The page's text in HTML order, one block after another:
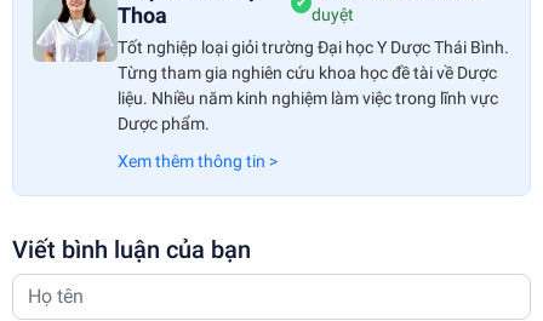
Thoa
duyệt
Tốt nghiệp loại giỏi trường Đại học Y Dược Thái Bình.
Từng tham gia nghiên cứu khoa học đề tài về Dược
liệu. Nhiều năm kinh nghiệm làm việc trong lĩnh vực
Dược phẩm.
Xem thêm thông tin >
Viết bình luận của bạn